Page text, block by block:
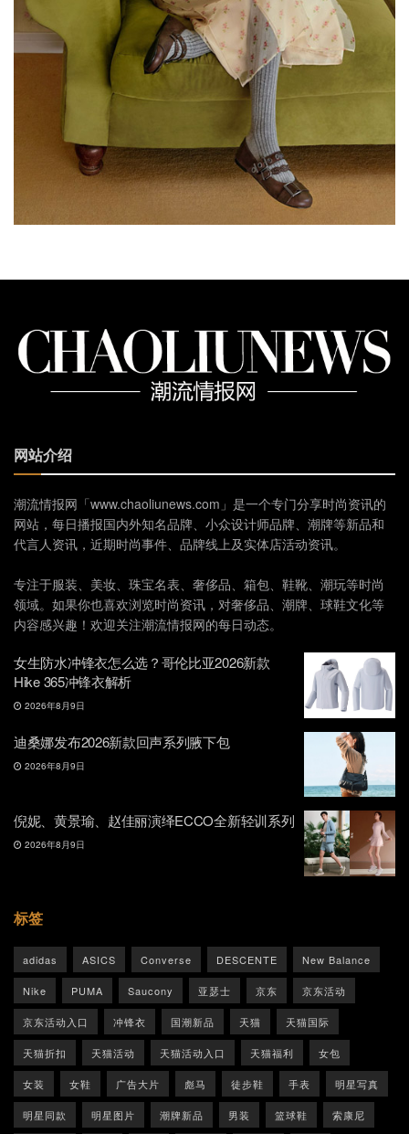
网站介绍
潮流情报网「www.chaoliunews.com」是一个专门分享时尚资讯的
网站，每日播报国内外知名品牌、小众设计师品牌、潮牌等新品和
代言人资讯，近期时尚事件、品牌线上及实体店活动资讯。
专注于服装、美妆、珠宝名表、奢侈品、箱包、鞋靴、潮玩等时尚
领域。如果你也喜欢浏览时尚资讯，对奢侈品、潮牌、球鞋文化等
内容感兴趣！欢迎关注潮流情报网的每日动态。
女生防水冲锋衣怎么选？哥伦比亚2026新款
Hike 365冲锋衣解析
2026年8月9日
迪桑娜发布2026新款回声系列腋下包
2026年8月9日
倪妮、黄景瑜、赵佳丽演绎ECCO全新轻训系列
2026年8月9日
标签
adidas ASICS Converse DESCENTE New Balance
Nike PUMA Saucony 亚瑟士 京东 京东活动
京东活动入口 冲锋衣 国潮新品 天猫 天猫国际
天猫折扣 天猫活动 天猫活动入口 天猫福利 女包
女装 女鞋 广告大片 彪马 徒步鞋 手表 明星写真
明星同款 明星图片 潮牌新品 男装 篮球鞋 索康尼